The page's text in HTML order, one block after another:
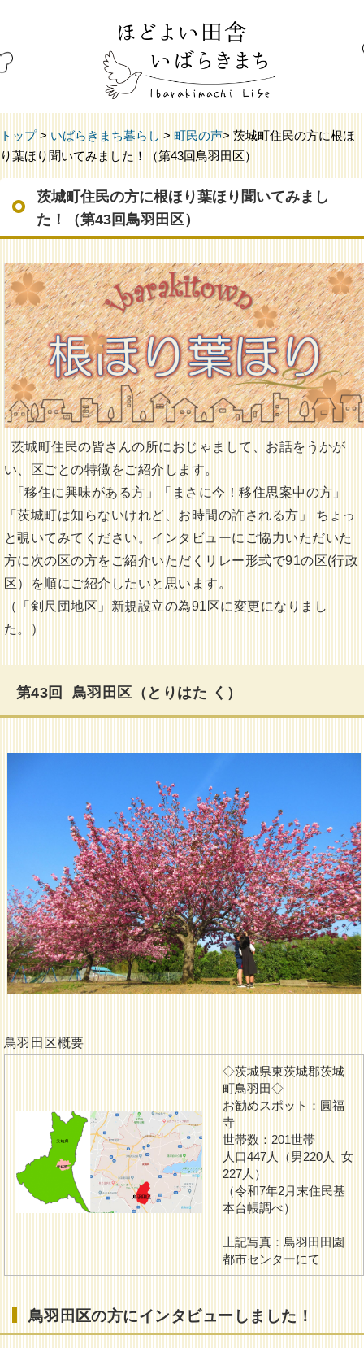
トップ> いばらきまち暮らし > 町民の声> 茨城町住民の方に根ほ
り葉ほり聞いてみました！（第43回鳥羽田区）
茨城町住民の方に根ほり葉ほり聞いてみまし
た！（第43回鳥羽田区）
茨城町住民の皆さんの所におじゃまして、お話をうかが
い、区ごとの特徴をご紹介します。
「移住に興味がある方」「まさに今！移住思案中の方」
「茨城町は知らないけれど、お時間の許される方」 ちょっ
と覗いてみてください。インタビューにご協力いただいた
方に次の区の方をご紹介いただくリレー形式で91の区(行政
区）を順にご紹介したいと思います。
（「剣尺団地区」新規設立の為91区に変更になりまし
た。）
第43回 鳥羽田区（とりはた く）
鳥羽田区概要
◇茨城県東茨城郡茨城
町鳥羽田◇
お勧めスポット：圓福
寺
世帯数：201世帯
人口447人（男220人 女
227人）
（令和7年2月末住民基
本台帳調べ）
上記写真：鳥羽田田園
都市センターにて
鳥羽田区の方にインタビューしました！